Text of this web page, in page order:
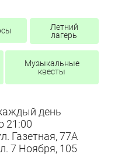
Летний
лагерь
Музыкальные
квесты
день
21:00
Газетная, 77А
7 Ноября, 105